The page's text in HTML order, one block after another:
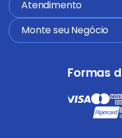
Atendimento
Monte seu Negócio
Formas